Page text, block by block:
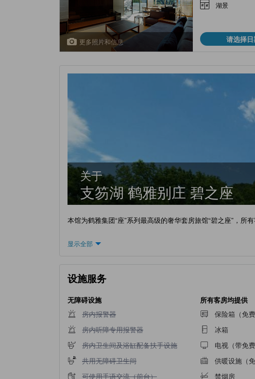
更多照片和信息
湖景
请选择
关于
支笏湖 鹤雅别庄 碧之座
本馆为鹤雅集团“座”系列最高级的奢华套房旅馆“碧之座”，所有
显示全部
设施服务
无障碍设施
不提供房内报警器
房内报警器
不提供房内听障专用报警器
房内听障专用报警器
不提供房内卫生间及浴缸配备扶手设施
房内卫生间及浴缸配备扶手设施
不提供共用无障碍卫生间
共用无障碍卫生间
不提供可使用手语交流（前台）
可使用手语交流（前台）
所有客房均提供
保险箱（免费
冰箱
电视（带免费
供暖设施（免
禁烟房